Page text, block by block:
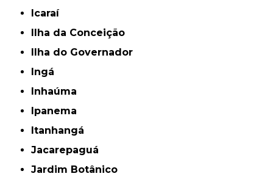
Icaraí
Ilha da Conceição
Ilha do Governador
Ingá
Inhaúma
Ipanema
Itanhangá
Jacarepaguá
Jardim Botânico